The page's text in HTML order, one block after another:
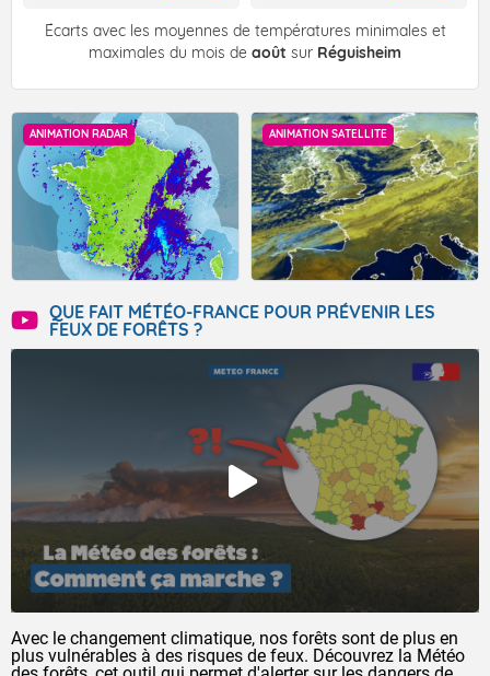
Écarts avec les moyennes de températures minimales et
maximales du mois de août sur Réguisheim
ANIMATION RADAR ANIMATION SATELLITE
QUE FAIT MÉTÉO-FRANCE POUR PRÉVENIR LES
FEUX DE FORÊTS ?
Avec le changement climatique, nos forêts sont de plus en
plus vulnérables à des risques de feux. Découvrez la Météo